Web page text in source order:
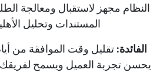
النظام مجهز لاستقبال ومعالجة
المستندات وتحليل
الفائدة: تقليل وقت الموافقة من
يحسن تجربة العميل ويسمح لفريقك